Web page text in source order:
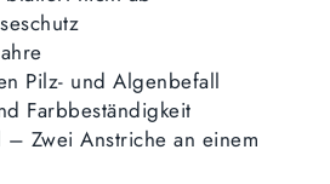
Pilz- und Algenbefall
Farbbeständigkeit
– Zwei Anstriche an einem